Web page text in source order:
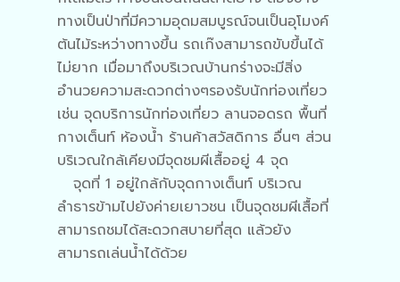
ทางเป็นป่าที่มีความอุดมสมบูรณ์จนเป็นอุโมงค์
ต้นไม้ระหว่างทางขึ้น รถเก๊งสามารถขับขึ้นได้
ไม่ยาก เมื่อมาถึงบริเวณบ้านกร่างจะมีสิ่ง
อำนวยความสะดวกต่างๆรองรับนักท่องเที่ยว
เช่น จุดบริการนักท่องเที่ยว ลานจอดรถ พื้นที่
กางเต็นท์ ห้องน้ำ ร้านค้าสวัสดิการ อื่นๆ ส่วน
บริเวณใกล้เคียงมีจุดชมผีเสื้ออยู่ 4 จุด
จุดที่ 1 อยู่ใกล้กับจุดกางเต็นท์ บริเวณ
ลำธารข้ามไปยังค่ายเยาวชน เป็นจุดชมผีเสื้อที่
สามารถชมได้สะดวกสบายที่สุด แล้วยัง
สามารถเล่นน้ำได้ด้วย